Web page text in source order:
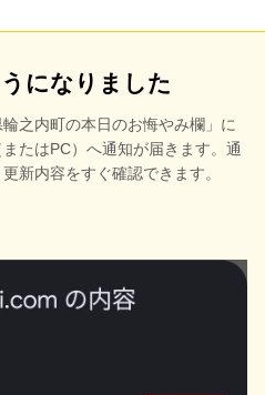
になりました
輪之内町の本日のお悔やみ欄」に
たはPC）へ通知が届きます。通
新内容をすぐ確認できます。